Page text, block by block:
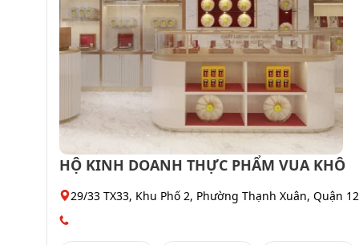
HỘ KINH DOANH THỰC PHẨM VUA KHÔ
29/33 TX33, Khu Phố 2, Phường Thạnh Xuân, Quận 12